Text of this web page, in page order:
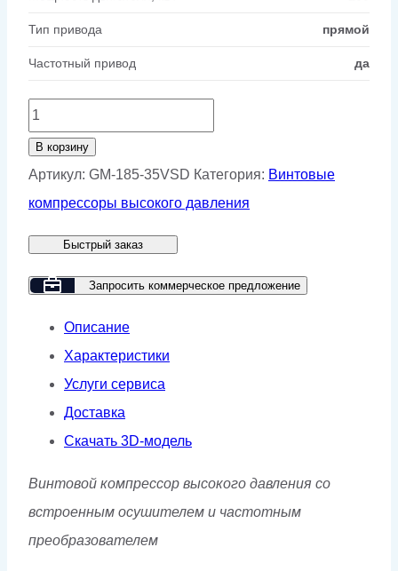
Тип привода прямой
Частотный привод да
Количество
товара
Винтовой
компрессор
GM
185-
В корзину
Артикул: GM-185-35VSD Категория: Винтовые
компрессоры высокого давления
Быстрый заказ
Запросить коммерческое предложение
Описание
Характеристики
Услуги сервиса
Доставка
Скачать 3D-модель
Винтовой компрессор высокого давления со
встроенным осушителем и частотным
преобразователем